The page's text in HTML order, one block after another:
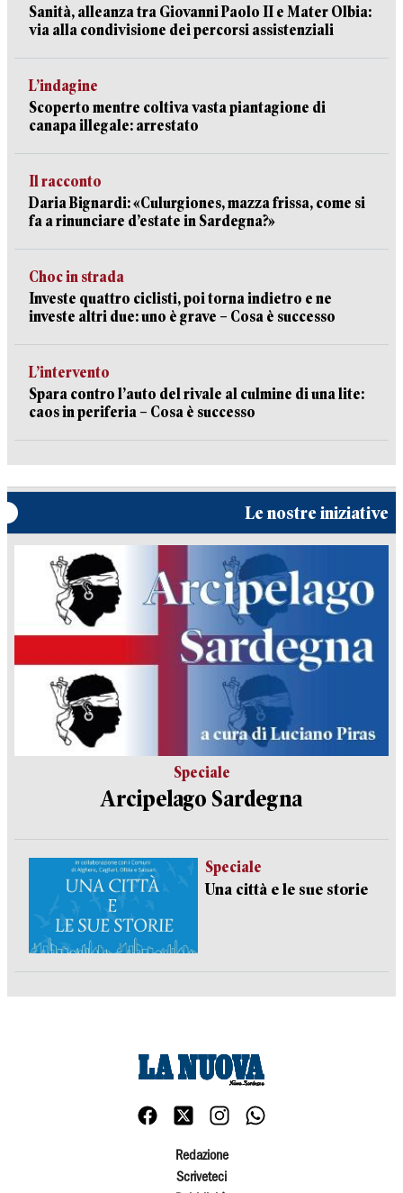
Sanità, alleanza tra Giovanni Paolo II e Mater Olbia:
via alla condivisione dei percorsi assistenziali
L’indagine
Scoperto mentre coltiva vasta piantagione di
canapa illegale: arrestato
Il racconto
Daria Bignardi: «Culurgiones, mazza frissa, come si
fa a rinunciare d’estate in Sardegna?»
Choc in strada
Investe quattro ciclisti, poi torna indietro e ne
investe altri due: uno è grave – Cosa è successo
L’intervento
Spara contro l’auto del rivale al culmine di una lite:
caos in periferia – Cosa è successo
Le nostre iniziative
Speciale
Arcipelago Sardegna
Speciale
Una città e le sue storie
Redazione
Scriveteci